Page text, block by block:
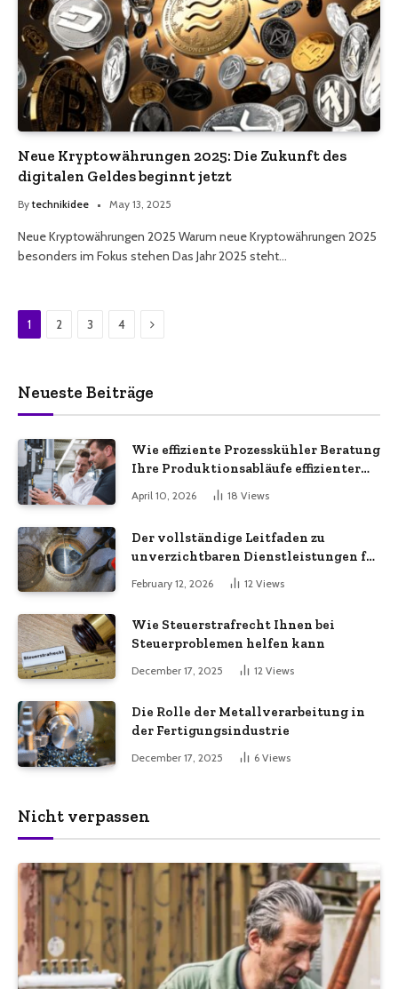
Neue Kryptowährungen 2025: Die Zukunft des
digitalen Geldes beginnt jetzt
By technikidee May 13, 2025
Neue Kryptowährungen 2025 Warum neue Kryptowährungen 2025
besonders im Fokus stehen Das Jahr 2025 steht…
1 2 3 4 Next
Neueste Beiträge
Wie effiziente Prozesskühler Beratung
Ihre Produktionsabläufe effizienter
April 10, 2026 18 Views
Der vollständige Leitfaden zu
unverzichtbaren Dienstleistungen für
eine sichere und effiziente
Gewerbeimmobilie
February 12, 2026 12 Views
Wie Steuerstrafrecht Ihnen bei
Steuerproblemen helfen kann
December 17, 2025 12 Views
Die Rolle der Metallverarbeitung in
der Fertigungsindustrie
December 17, 2025 6 Views
Nicht verpassen